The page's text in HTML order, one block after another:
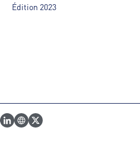
Édition 2023
Facebook
Profil LinkedIn
Site webProfil Twitter